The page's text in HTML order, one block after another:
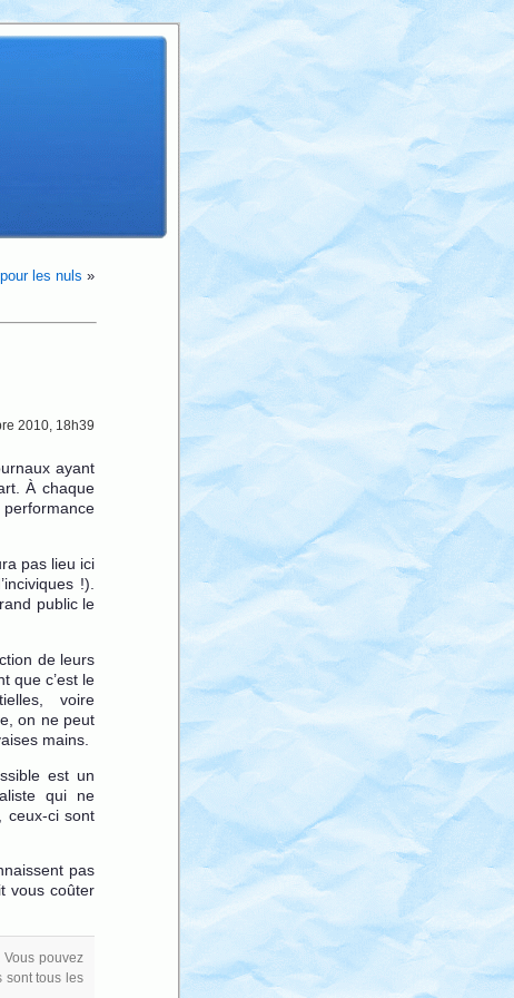
les nuls »
2010, 18h39
ayant
À chaque
performance
pas lieu ici
!).
public le
de leurs
que c’est le
voire
on ne peut
mains.
est un
qui ne
ceux-ci sont
pas
vous coûter
Vous pouvez
sont tous les